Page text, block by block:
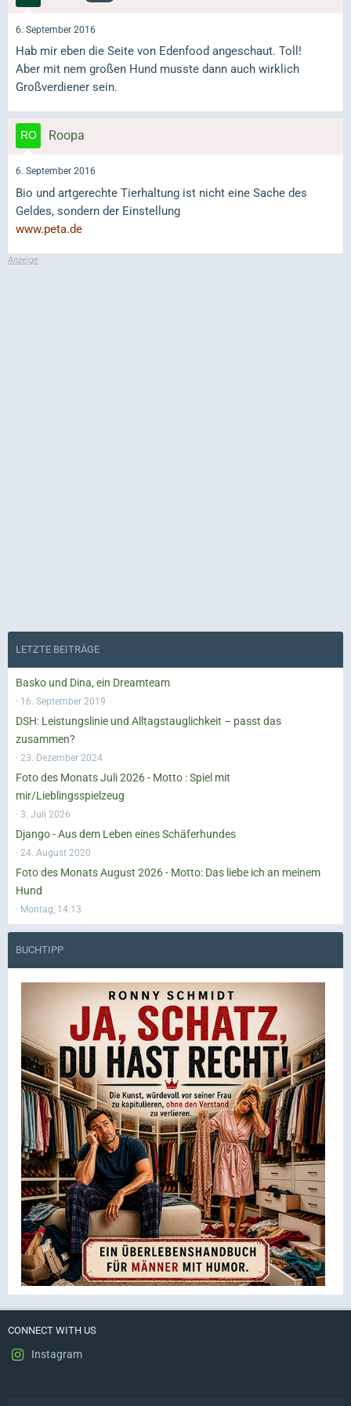
6. September 2016
Hab mir eben die Seite von Edenfood angeschaut. Toll!
Aber mit nem großen Hund musste dann auch wirklich
Großverdiener sein.
Roopa
6. September 2016
Bio und artgerechte Tierhaltung ist nicht eine Sache des
Geldes, sondern der Einstellung
www.peta.de
LETZTE BEITRÄGE
Basko und Dina, ein Dreamteam
16. September 2019
DSH: Leistungslinie und Alltagstauglichkeit – passt das
zusammen?
23. Dezember 2024
Foto des Monats Juli 2026 - Motto : Spiel mit
mir/Lieblingsspielzeug
3. Juli 2026
Django - Aus dem Leben eines Schäferhundes
24. August 2020
Foto des Monats August 2026 - Motto: Das liebe ich an meinem
Hund
Montag, 14:13
BUCHTIPP
CONNECT WITH US
Instagram